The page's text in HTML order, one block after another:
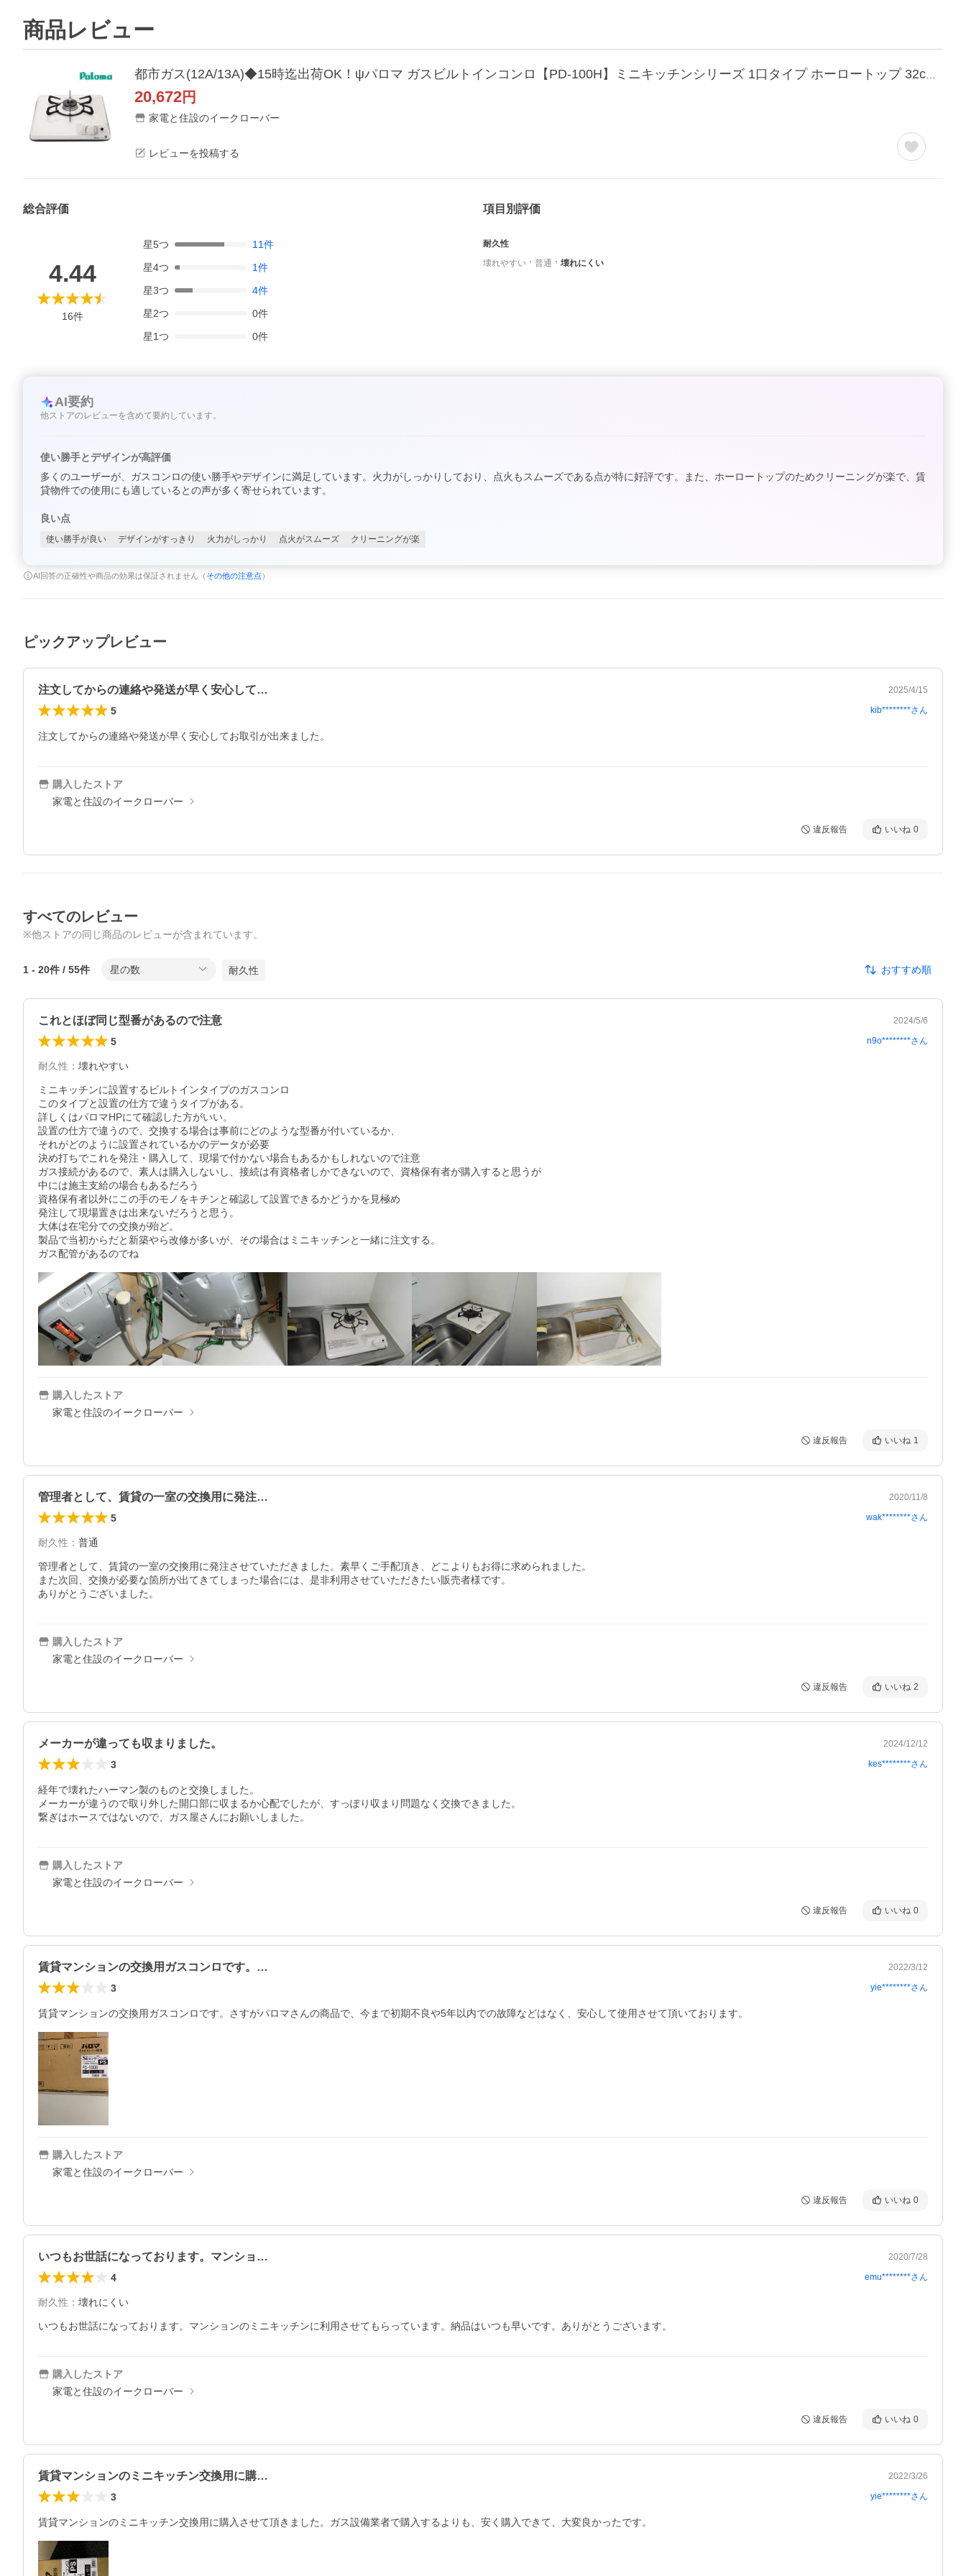
商品レビュー
20,672円
家電と住設のイークローバー
レビューを投稿する
総合評価
4.44
16件
星5つ 11件
星4つ 1件
星3つ 4件
星2つ 0件
星1つ 0件
項目別評価
耐久性
壊れやすい
普通 壊れにくい
AI要約
他ストアのレビューを含めて要約しています。
使い勝手とデザインが高評価
多くのユーザーが、ガスコンロの使い勝手やデザインに満足しています。火力がしっかりしており、点火もスムーズである点が特に好評です。また、ホーロートップのためクリーニングが楽で、賃
貸物件での使用にも適しているとの声が多く寄せられています。
良い点
使い勝手が良い デザインがすっきり 火力がしっかり 点火がスムーズ クリーニングが楽
AI回答の正確性や商品の効果は保証されません（ その他の注意点 ）
ピックアップレビュー
注文してからの連絡や発送が早く安心して… 2025/4/15
5 kib********さん
注文してからの連絡や発送が早く安心してお取引が出来ました。
購入したストア
家電と住設のイークローバー
違反報告 いいね 0
すべてのレビュー
※他ストアの同じ商品のレビューが含まれています。
1 - 20件 / 55件 星の数 耐久性 おすすめ順
これとほぼ同じ型番があるので注意 2024/5/6
5 n9o********さん
耐久性 ： 壊れやすい
ミニキッチンに設置するビルトインタイプのガスコンロ
このタイプと設置の仕方で違うタイプがある。
詳しくはパロマHPにて確認した方がいい。
設置の仕方で違うので、交換する場合は事前にどのような型番が付いているか、
それがどのように設置されているかのデータが必要
決め打ちでこれを発注・購入して、現場で付かない場合もあるかもしれないので注意
ガス接続があるので、素人は購入しないし、接続は有資格者しかできないので、資格保有者が購入すると思うが
中には施主支給の場合もあるだろう
資格保有者以外にこの手のモノをキチンと確認して設置できるかどうかを見極め
発注して現場置きは出来ないだろうと思う。
大体は在宅分での交換が殆ど。
製品で当初からだと新築やら改修が多いが、その場合はミニキッチンと一緒に注文する。
ガス配管があるのでね
購入したストア
家電と住設のイークローバー
違反報告 いいね 1
管理者として、賃貸の一室の交換用に発注… 2020/11/8
5 wak********さん
耐久性 ： 普通
管理者として、賃貸の一室の交換用に発注させていただきました。素早くご手配頂き、どこよりもお得に求められました。
また次回、交換が必要な箇所が出てきてしまった場合には、是非利用させていただきたい販売者様です。
ありがとうございました。
購入したストア
家電と住設のイークローバー
違反報告 いいね 2
メーカーが違っても収まりました。 2024/12/12
3 kes********さん
経年で壊れたハーマン製のものと交換しました。
メーカーが違うので取り外した開口部に収まるか心配でしたが、すっぽり収まり問題なく交換できました。
繋ぎはホースではないので、ガス屋さんにお願いしました。
購入したストア
家電と住設のイークローバー
違反報告 いいね 0
賃貸マンションの交換用ガスコンロです。… 2022/3/12
3 yie********さん
賃貸マンションの交換用ガスコンロです。さすがパロマさんの商品で、今まで初期不良や5年以内での故障などはなく、安心して使用させて頂いております。
購入したストア
家電と住設のイークローバー
違反報告 いいね 0
いつもお世話になっております。マンショ… 2020/7/28
4 emu********さん
耐久性 ： 壊れにくい
いつもお世話になっております。マンションのミニキッチンに利用させてもらっています。納品はいつも早いです。ありがとうございます。
購入したストア
家電と住設のイークローバー
違反報告 いいね 0
賃貸マンションのミニキッチン交換用に購… 2022/3/26
3 yie********さん
賃貸マンションのミニキッチン交換用に購入させて頂きました。ガス設備業者で購入するよりも、安く購入できて、大変良かったです。